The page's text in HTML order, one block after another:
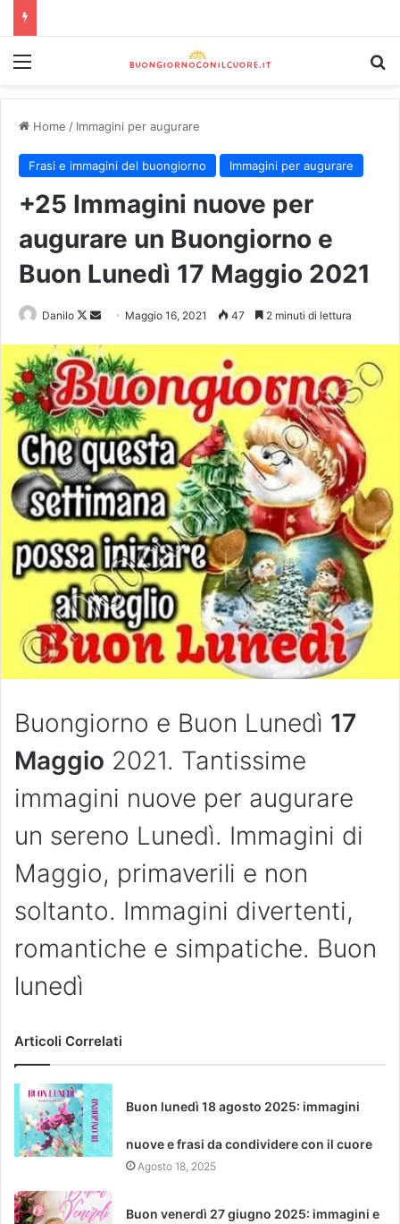
Home / Immagini per augurare
Frasi e immagini del buongiorno Immagini per augurare
+25 Immagini nuove per
augurare un Buongiorno e
Buon Lunedì 17 Maggio 2021
Danilo Maggio 16, 2021 47 2 minuti di lettura
Buongiorno e Buon Lunedì 17
Maggio 2021. Tantissime
immagini nuove per augurare
un sereno Lunedì. Immagini di
Maggio, primaverili e non
soltanto. Immagini divertenti,
romantiche e simpatiche. Buon
lunedì
Articoli Correlati
Buon lunedì 18 agosto 2025: immagini
nuove e frasi da condividere con il cuore
Agosto 18, 2025
Buon venerdì 27 giugno 2025: immagini e